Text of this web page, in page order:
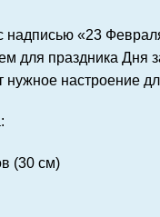
надписью «23
для праздника Дня
нужное настроение
(30 см)